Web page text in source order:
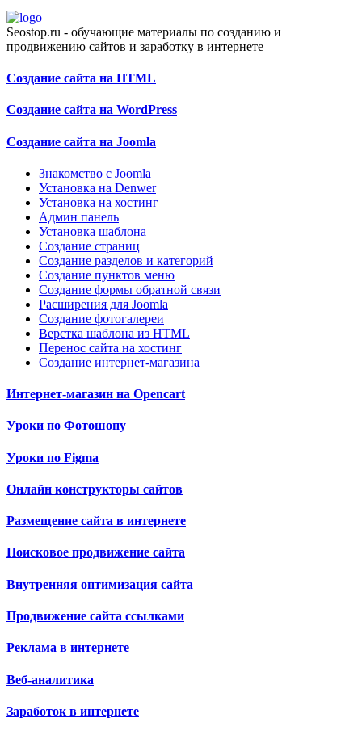
Seostop.ru - обучающие материалы по созданию и
продвижению сайтов и заработку в интернете
Создание сайта на HTML
Создание сайта на WordPress
Создание сайта на Joomla
Знакомство с Joomla
Установка на Denwer
Установка на хостинг
Админ панель
Установка шаблона
Создание страниц
Создание разделов и категорий
Создание пунктов меню
Создание формы обратной связи
Расширения для Joomla
Создание фотогалереи
Верстка шаблона из HTML
Перенос сайта на хостинг
Создание интернет-магазина
Интернет-магазин на Opencart
Уроки по Фотошопу
Уроки по Figma
Онлайн конструкторы сайтов
Размещение сайта в интернете
Поисковое продвижение сайта
Внутренняя оптимизация сайта
Продвижение сайта ссылками
Реклама в интернете
Веб-аналитика
Заработок в интернете